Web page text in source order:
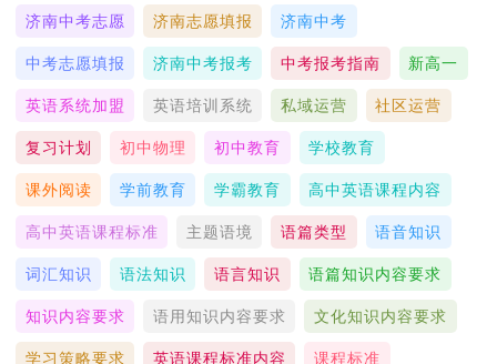
济南中考志愿 济南志愿填报 济南中考
中考志愿填报 济南中考报考 中考报考指南 新高一
英语系统加盟 英语培训系统 私域运营 社区运营
复习计划 初中物理 初中教育 学校教育
课外阅读 学前教育 学霸教育 高中英语课程内容
高中英语课程标准 主题语境 语篇类型 语音知识
词汇知识 语法知识 语言知识 语篇知识内容要求
知识内容要求 语用知识内容要求 文化知识内容要求
学习策略要求 英语课程标准内容 课程标准